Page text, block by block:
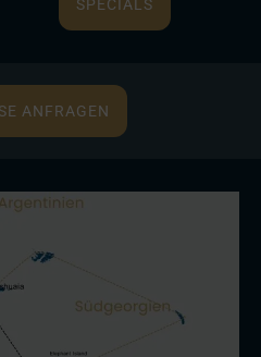
SPECIALS
ANFRAGEN